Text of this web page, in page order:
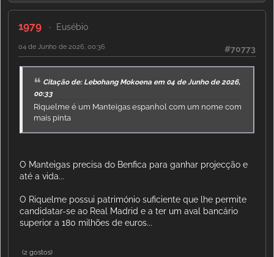
1979 Eusébio
#70773
04 de Junho de 2026, 00:36
Citação de: Lebohang Mokoena em 04 de Junho de 2026,
00:33
Riquelme é um Manteigas espanhol com um nome com
mais pinta
O Manteigas precisa do Benfica para ganhar projecção e
até a vida...
O Riquelme possui património suficiente que lhe permite
candidatar-se ao Real Madrid e a ter um aval bancário
superior a 180 milhões de euros...
(2 gostos)